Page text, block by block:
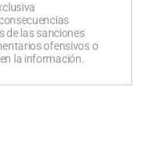
de las sanciones
ofensivos o
la información.